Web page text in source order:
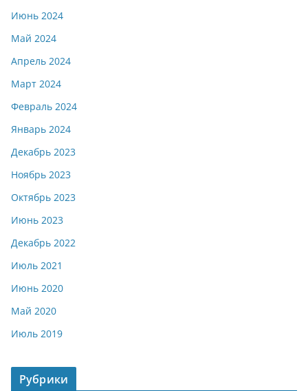
Июнь 2024
Май 2024
Апрель 2024
Март 2024
Февраль 2024
Январь 2024
Декабрь 2023
Ноябрь 2023
Октябрь 2023
Июнь 2023
Декабрь 2022
Июль 2021
Июнь 2020
Май 2020
Июль 2019
Рубрики